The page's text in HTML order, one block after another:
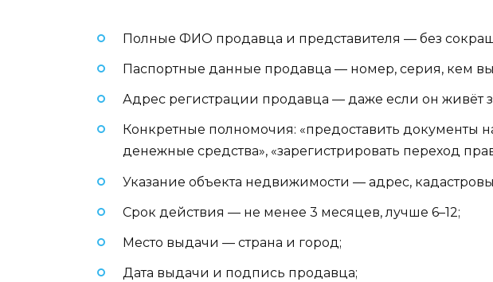
Полные ФИО продавца и представителя — без
Паспортные данные продавца — номер, серия, кем
Адрес регистрации продавца — даже если он живёт
Конкретные полномочия: «предоставить документы
денежные средства», «зарегистрировать переход
Указание объекта недвижимости — адрес,
Срок действия — не менее 3 месяцев, лучше 6–12;
Место выдачи — страна и город;
Дата выдачи и подпись продавца;